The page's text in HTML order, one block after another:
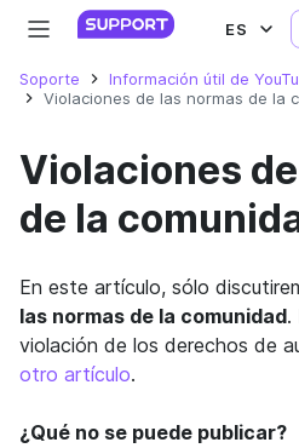
ES
Soporte
Información útil de
Violaciones de las normas de la
Violaciones
de la
En este artículo, sólo
las normas de la comunidad.
violación de los derechos de
otro artículo.
¿Qué no se puede publicar?